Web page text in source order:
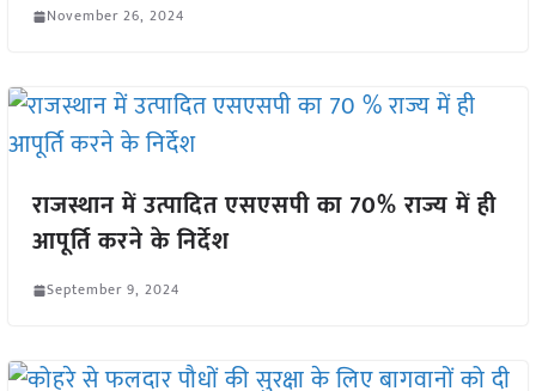
November 26, 2024
राजस्थान में उत्पादित एसएसपी का 70% राज्य में ही
आपूर्ति करने के निर्देश
September 9, 2024